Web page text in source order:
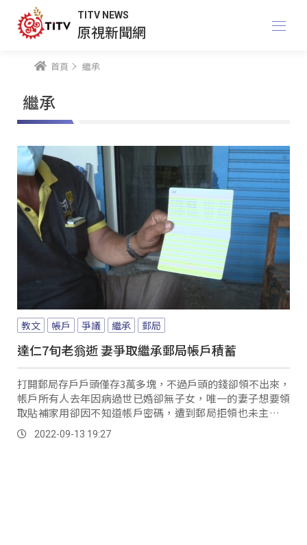
TITV NEWS
原視新聞網
首頁 繼承
繼承
教文 帳戶 爭議 繼承 郵局
達仁7旬老翁逝 妻爭取繼承郵局帳戶積蓄
打開郵局存戶戶頭僅存3萬多塊，不過戶頭的錢卻領不出來，
帳戶所有人去年因病過世已婚卻無子女，唯一的妻子想要領
取貼補家用卻因不知道帳戶密碼，遭到郵局拒領也未主動告
知繼承相關手續。
2022-09-13 19:27